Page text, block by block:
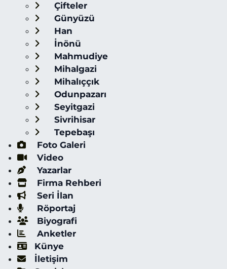
Çifteler
Günyüzü
Han
İnönü
Mahmudiye
Mihalgazi
Mihalıççık
Odunpazarı
Seyitgazi
Sivrihisar
Tepebaşı
Foto Galeri
Video
Yazarlar
Firma Rehberi
Seri İlan
Röportaj
Biyografi
Anketler
Künye
İletişim